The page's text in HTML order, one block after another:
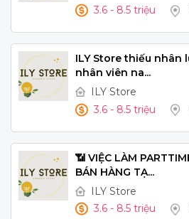
3.6 - 8.5 triệu
ILY Store thiếu nhân
nhân viên na...
ILY Store
3.6 - 8.5 triệu
📶 VIỆC LÀM
BÁN HÀNG TẠ...
ILY Store
3.6 - 8.5 triệu